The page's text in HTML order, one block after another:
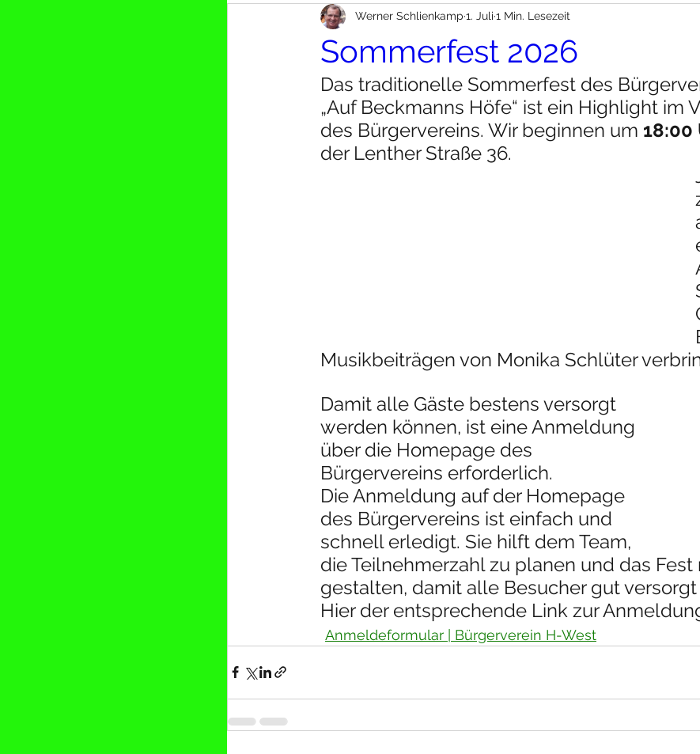
Sommerfest 2026
Werner Schlienkamp 1. Juli 1 Min. Lesezeit
Das traditionelle Sommerfest des
„Auf Beckmanns Höfe“ ist ein Highlight im
des Bürgervereins. Wir beginnen um 18:00
der Lenther Straße 36.
Musikbeiträgen von Monika Schlüter
Damit alle Gäste bestens versorgt
werden können, ist eine Anmeldung
über die Homepage des
Bürgervereins erforderlich.
Die Anmeldung auf der Homepage
des Bürgervereins ist einfach und
schnell erledigt. Sie hilft dem Team,
die Teilnehmerzahl zu planen und das
gestalten, damit alle Besucher gut
Hier der entsprechende Link zur
Anmeldeformular | Bürgerverein H-West